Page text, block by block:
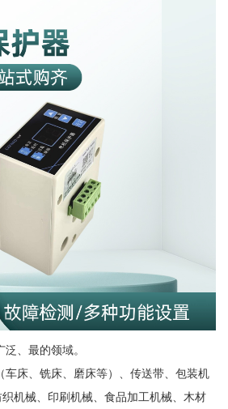
、最的领域。
车床、铣床、磨床等）、传送带、包装机
机械、印刷机械、食品加工机械、木材